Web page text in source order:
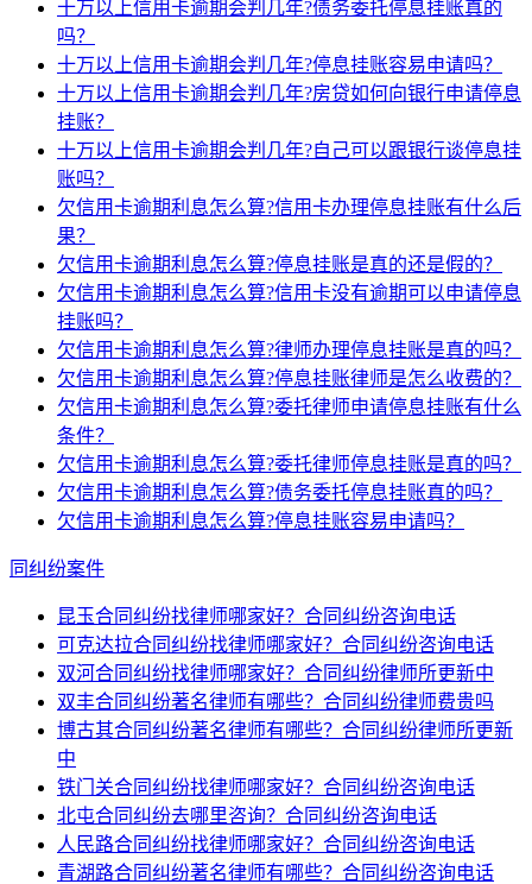
十万以上信用卡逾期会判几年?债务委托停息挂账真的
吗？
十万以上信用卡逾期会判几年?停息挂账容易申请吗？
十万以上信用卡逾期会判几年?房贷如何向银行申请停息
挂账？
十万以上信用卡逾期会判几年?自己可以跟银行谈停息挂
账吗？
欠信用卡逾期利息怎么算?信用卡办理停息挂账有什么后
果？
欠信用卡逾期利息怎么算?停息挂账是真的还是假的？
欠信用卡逾期利息怎么算?信用卡没有逾期可以申请停息
挂账吗？
欠信用卡逾期利息怎么算?律师办理停息挂账是真的吗？
欠信用卡逾期利息怎么算?停息挂账律师是怎么收费的？
欠信用卡逾期利息怎么算?委托律师申请停息挂账有什么
条件？
欠信用卡逾期利息怎么算?委托律师停息挂账是真的吗？
欠信用卡逾期利息怎么算?债务委托停息挂账真的吗？
欠信用卡逾期利息怎么算?停息挂账容易申请吗？
同纠纷案件
昆玉合同纠纷找律师哪家好？合同纠纷咨询电话
可克达拉合同纠纷找律师哪家好？合同纠纷咨询电话
双河合同纠纷找律师哪家好？合同纠纷律师所更新中
双丰合同纠纷著名律师有哪些？合同纠纷律师费贵吗
博古其合同纠纷著名律师有哪些？合同纠纷律师所更新
中
铁门关合同纠纷找律师哪家好？合同纠纷咨询电话
北屯合同纠纷去哪里咨询？合同纠纷咨询电话
人民路合同纠纷找律师哪家好？合同纠纷咨询电话
青湖路合同纠纷著名律师有哪些？合同纠纷咨询电话